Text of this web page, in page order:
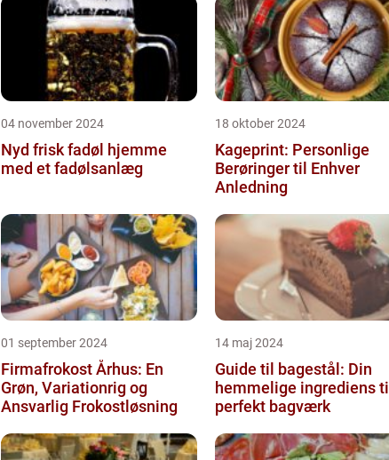
04 november 2024
Nyd frisk fadøl hjemme
med et fadølsanlæg
18 oktober 2024
Kageprint: Personlige
Berøringer til Enhver
Anledning
01 september 2024
Firmafrokost Århus: En
Grøn, Variationrig og
Ansvarlig Frokostløsning
14 maj 2024
Guide til bagestål: Din
hemmelige ingrediens til
perfekt bagværk